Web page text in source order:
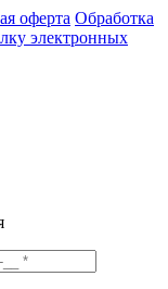
оферта Обработка
электронных